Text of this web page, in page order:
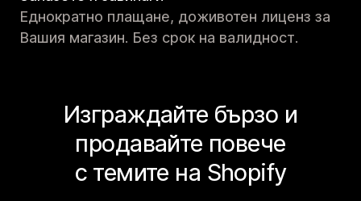
Еднократно плащане, доживотен лиценз за
Вашия магазин. Без срок на валидност.
Изграждайте бързо и
продавайте повече
с темите на Shopify